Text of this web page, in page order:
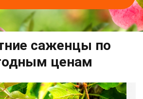
саженцы по
ценам